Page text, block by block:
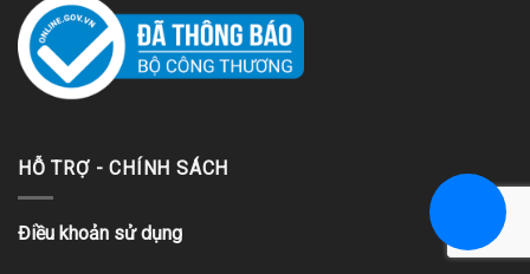
HỖ TRỢ - CHÍNH SÁCH
Điều khoản sử dụng